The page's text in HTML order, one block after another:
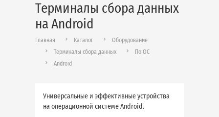
Терминалы сбора данных
на Android
Главная Каталог
Оборудование
Терминалы сбора данных
По ОС
Android
Универсальные и эффективные устройства
на операционной системе Android.